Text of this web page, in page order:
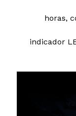
horas,
indicador